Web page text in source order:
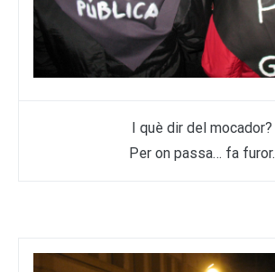
I què dir del mocador?
Per on passa… fa furor.